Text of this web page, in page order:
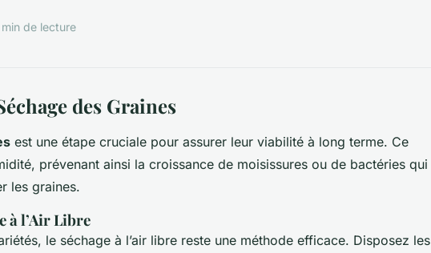
min de lecture
des Graines
est une étape cruciale pour assurer leur viabilité à long terme. Ce
prévenant ainsi la croissance de moisissures ou de bactéries qui
les graines.
à l’Air Libre
le séchage à l’air libre reste une méthode efficace. Disposez les